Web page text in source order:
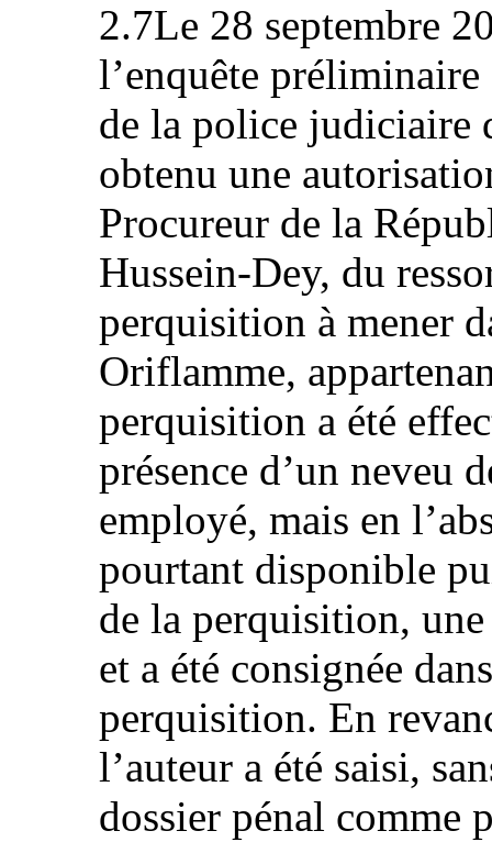
2.7Le 28 septembre
l’enquête
de la police judiciaire
obtenu une
Procureur de la
Hussein-Dey, du
perquisition à mener
Oriflamme,
perquisition a été
présence d’un neveu
employé, mais en
pourtant disponible
de la perquisition, une
et a été consignée
perquisition. En
l’auteur a été saisi,
dossier pénal comme